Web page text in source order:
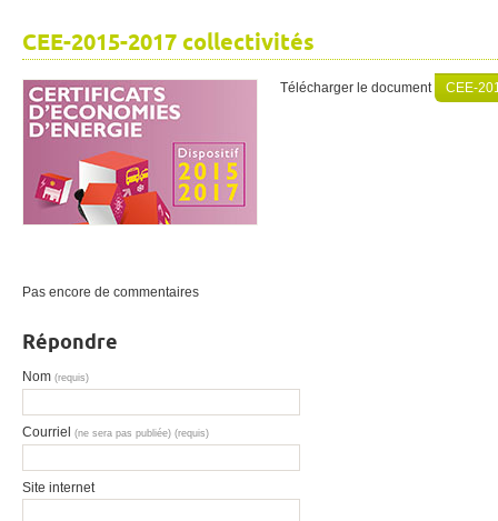
CEE-2015-2017 collectivités
Télécharger le document CEE-
Pas encore de commentaires
Répondre
Nom (requis)
Courriel (ne sera pas publiée) (requis)
Site internet